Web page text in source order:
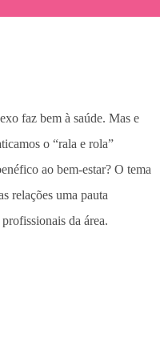
faz bem à saúde. Mas e
o “rala e rola”
ao bem-estar? O tema
relações uma pauta
da área.